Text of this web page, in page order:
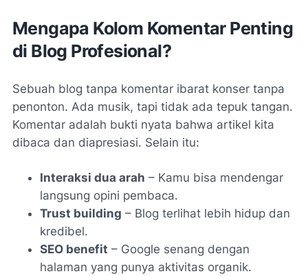
Mengapa Kolom Komentar Penting
di Blog Profesional?
Sebuah blog tanpa komentar ibarat konser tanpa
penonton. Ada musik, tapi tidak ada tepuk tangan.
Komentar adalah bukti nyata bahwa artikel kita
dibaca dan diapresiasi. Selain itu:
Interaksi dua arah – Kamu bisa mendengar
langsung opini pembaca.
Trust building – Blog terlihat lebih hidup dan
kredibel.
SEO benefit – Google senang dengan
halaman yang punya aktivitas organik.